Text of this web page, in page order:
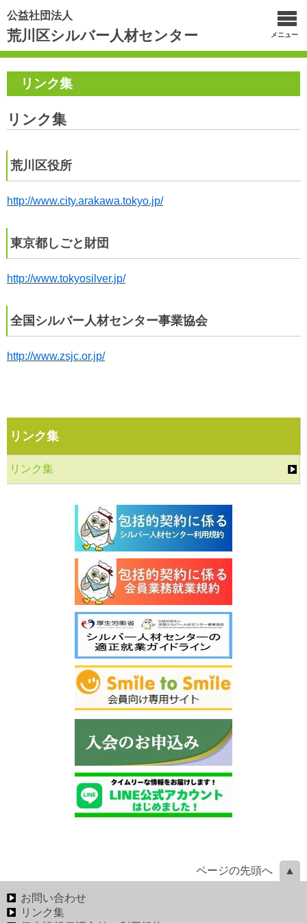
公益社団法人
荒川区シルバー人材センター メニュー
リンク集
リンク集
荒川区役所
http://www.city.arakawa.tokyo.jp/
東京都しごと財団
http://www.tokyosilver.jp/
全国シルバー人材センター事業協会
http://www.zsjc.or.jp/
リンク集
リンク集
ページの先頭へ
お問い合わせ
リンク集